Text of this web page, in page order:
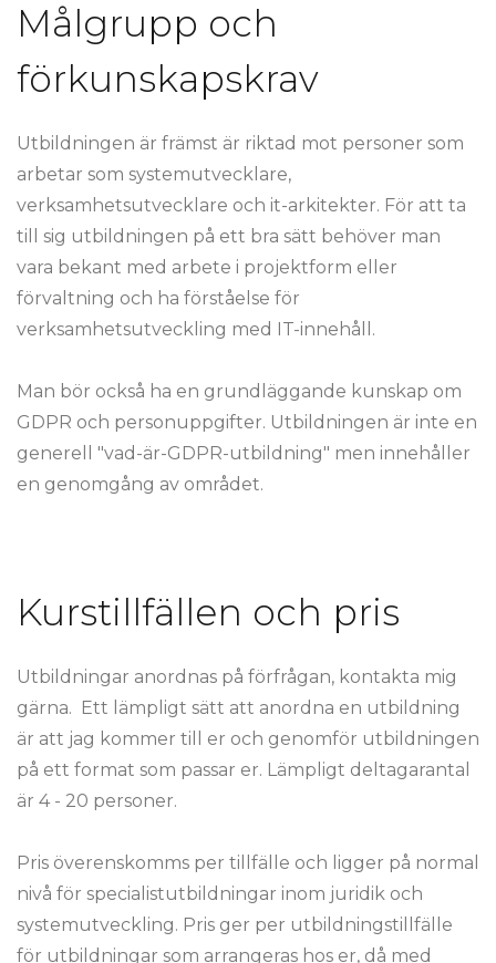
Målgrupp och
förkunskapskrav
Utbildningen är främst är riktad mot personer som
arbetar som systemutvecklare,
verksamhetsutvecklare och it-arkitekter. För att ta
till sig utbildningen på ett bra sätt behöver man
vara bekant med arbete i projektform eller
förvaltning och ha förståelse för
verksamhetsutveckling med IT-innehåll.
Man bör också ha en grundläggande kunskap om
GDPR och personuppgifter. Utbildningen är inte en
generell "vad-är-GDPR-utbildning" men innehåller
en genomgång av området.
Kurstillfällen och pris
Utbildningar anordnas på förfrågan, kontakta mig
gärna. Ett lämpligt sätt att anordna en utbildning
är att jag kommer till er och genomför utbildningen
på ett format som passar er. Lämpligt deltagarantal
är 4 - 20 personer.
Pris överenskomms per tillfälle och ligger på normal
nivå för specialistutbildningar inom juridik och
systemutveckling. Pris ger per utbildningstillfälle
för utbildningar som arrangeras hos er, då med